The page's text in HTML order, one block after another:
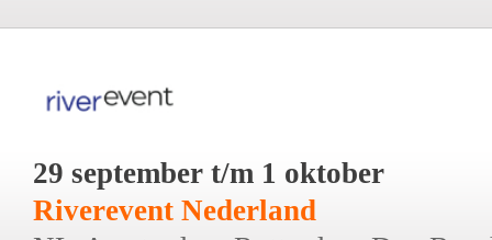
29 september t/m 1 oktober
Riverevent Nederland